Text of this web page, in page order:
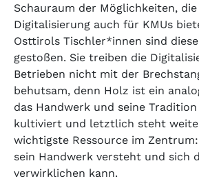
Schauraum der Möglichkeiten,
Digitalisierung auch für KMUs
Osttirols Tischler*innen sind
gestoßen. Sie treiben die
Betrieben nicht mit der
behutsam, denn Holz ist ein
das Handwerk und seine
kultiviert und letztlich steht
wichtigste Ressource im
sein Handwerk versteht und sich
verwirklichen kann.